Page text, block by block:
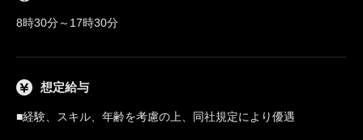
8時30分～17時30分
想定給与
■経験、スキル、年齢を考慮の上、同社規定により優遇